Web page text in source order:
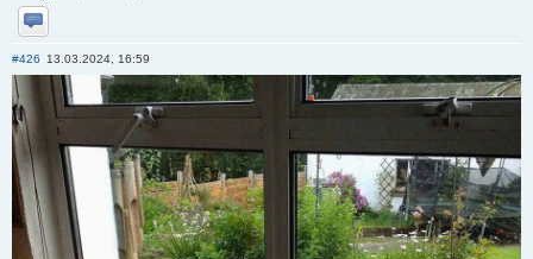
Отправить личное сообщение
#426 13.03.2024, 16:59